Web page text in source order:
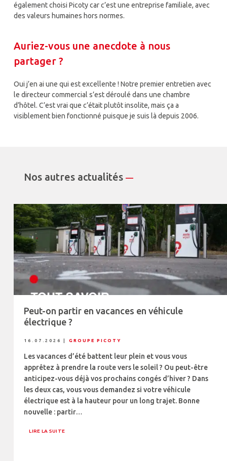
également choisi Picoty car c’est une entreprise familiale, avec
des valeurs humaines hors normes.
Auriez-vous une anecdote à nous
partager ?
Oui j’en ai une qui est excellente ! Notre premier entretien avec
le directeur commercial s’est déroulé dans une chambre
d’hôtel. C’est vrai que c’était plutôt insolite, mais ça a
visiblement bien fonctionné puisque je suis là depuis 2006.
Nos autres actualités—
Peut-on partir en vacances en véhicule
électrique ?
16.07.2026 GROUPE PICOTY
Les vacances d’été battent leur plein et vous vous
apprêtez à prendre la route vers le soleil ? Ou peut-être
anticipez-vous déjà vos prochains congés d’hiver ? Dans
les deux cas, vous vous demandez si votre véhicule
électrique est à la hauteur pour un long trajet. Bonne
nouvelle : partir…
LIRE LA SUITE